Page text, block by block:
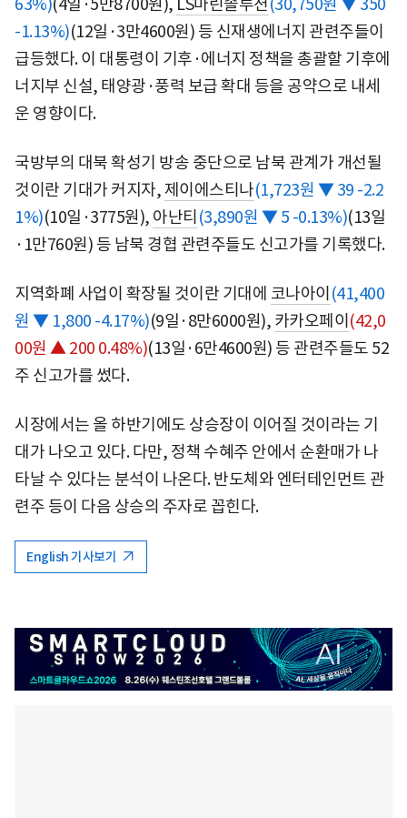
63%)(4일·5만8700원), LS마린솔루션(30,750원 ▼ 350
-1.13%)(12일·3만4600원) 등 신재생에너지 관련주들이
급등했다. 이 대통령이 기후·에너지 정책을 총괄할 기후에
너지부 신설, 태양광·풍력 보급 확대 등을 공약으로 내세
운 영향이다.
국방부의 대북 확성기 방송 중단으로 남북 관계가 개선될
것이란 기대가 커지자,제이에스티나(1,723원 ▼ 39 -2.2
1%)(10일·3775원), 아난티 (3,890원 ▼ 5 -0.13%)(13일
·1만760원) 등 남북 경협 관련주들도 신고가를 기록했다.
지역화폐 사업이 확장될 것이란 기대에 코나아이 (41,400
원 ▼ 1,800 -4.17%)(9일·8만6000원), 카카오페이 (42,0
00원 ▲ 200 0.48%)(13일·6만4600원) 등 관련주들도 52
주 신고가를 썼다.
시장에서는 올 하반기에도 상승장이 이어질 것이라는 기
대가 나오고 있다. 다만, 정책 수혜주 안에서 순환매가 나
타날 수 있다는 분석이 나온다. 반도체와 엔터테인먼트 관
련주 등이 다음 상승의 주자로 꼽힌다.
English 기사보기